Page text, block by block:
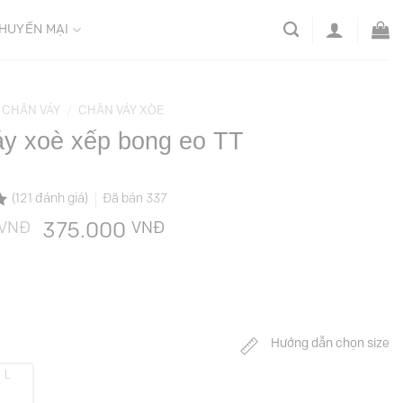
MẠI
CHÂN VÁY CHÂN VÁY XÒE
xoè xếp bong eo TT
(121 đánh giá) Đã bán 337
Giá
375.000 VNĐ
Hướng dẫn chọn size
L